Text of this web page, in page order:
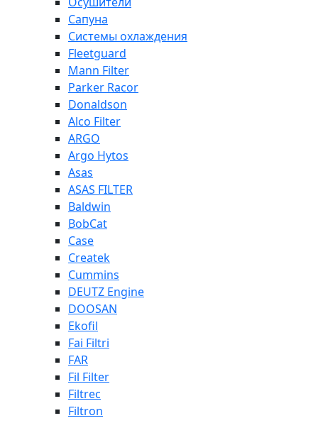
Сапуна
Системы охлаждения
Fleetguard
Mann Filter
Parker Racor
Donaldson
Alco Filter
ARGO
Argo Hytos
Asas
ASAS FILTER
Baldwin
BobCat
Case
Createk
Cummins
DEUTZ Engine
DOOSAN
Ekofil
Fai Filtri
FAR
Fil Filter
Filtrec
Filtron